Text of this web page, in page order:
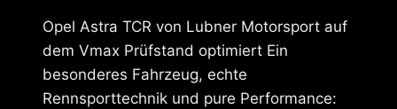
Opel Astra TCR von Lubner Motorsport auf
dem Vmax Prüfstand optimiert Ein
besonderes Fahrzeug, echte
Rennsporttechnik und pure Performance: